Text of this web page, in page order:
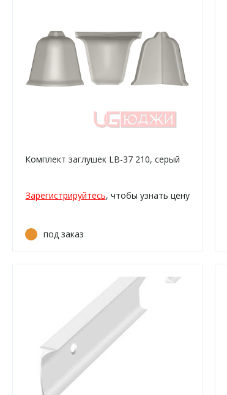
Комплект заглушек LB-37 210, серый
Зарегистрируйтесь, чтобы узнать цену
под заказ